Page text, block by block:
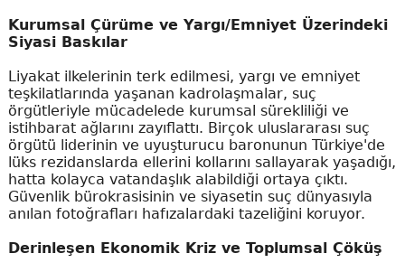
Kurumsal Çürüme ve Yargı/Emniyet Üzerindeki
Siyasi Baskılar
Liyakat ilkelerinin terk edilmesi, yargı ve emniyet
teşkilatlarında yaşanan kadrolaşmalar, suç
örgütleriyle mücadelede kurumsal sürekliliği ve
istihbarat ağlarını zayıflattı. Birçok uluslararası suç
örgütü liderinin ve uyuşturucu baronunun Türkiye'de
lüks rezidanslarda ellerini kollarını sallayarak yaşadığı,
hatta kolayca vatandaşlık alabildiği ortaya çıktı.
Güvenlik bürokrasisinin ve siyasetin suç dünyasıyla
anılan fotoğrafları hafızalardaki tazeliğini koruyor.
Derinleşen Ekonomik Kriz ve Toplumsal Çöküş